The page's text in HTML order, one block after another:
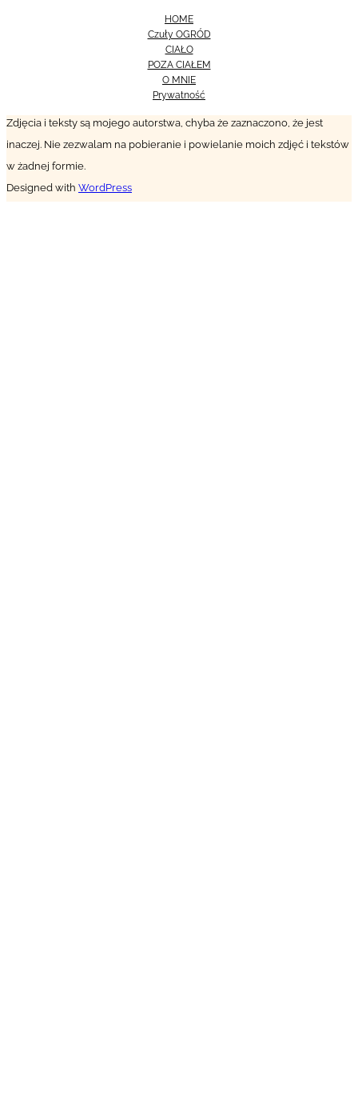
HOME
Czuły OGRÓD
CIAŁO
POZA CIAŁEM
O MNIE
Prywatność
Zdjęcia i teksty są mojego autorstwa, chyba że zaznaczono, że jest
inaczej. Nie zezwalam na pobieranie i powielanie moich zdjęć i tekstów
w żadnej formie.
Designed with WordPress